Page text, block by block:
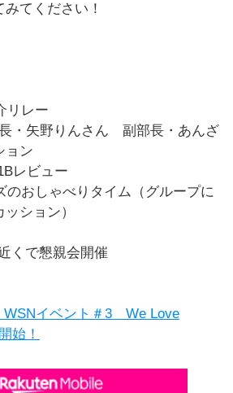
てください！
リレー
・矢野りんさん 副部長・あんざ
ョン
レビュー
のおしゃべりタイム（グループに
ション）
くで懇親会開催
WSNイベント＃3 We Love
始！